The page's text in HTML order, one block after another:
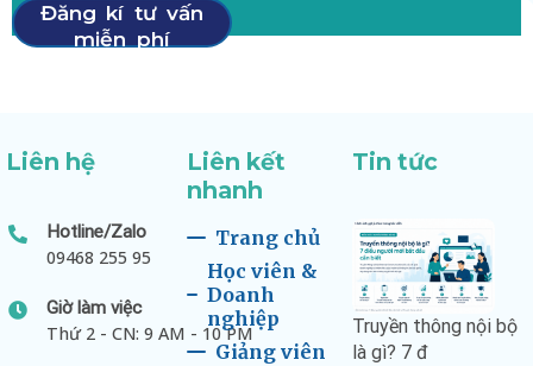
Đăng kí tư vấn
miễn phí
Liên hệ
Hotline/Zalo
09468 255 95
Giờ làm việc
Thứ 2 - CN: 9 AM - 10 PM
Liên kết
nhanh
Trang chủ
Học viên &
Doanh
nghiệp
Giảng viên
Tin tức
Truyền thông nội bộ
là gì? 7 đ